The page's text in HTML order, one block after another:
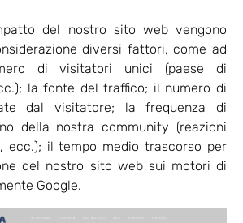
del nostro sito web vengono
diversi fattori, come ad
di visitatori unici (paese di
la fonte del traffico; il numero di
dal visitatore; la frequenza di
della nostra community (reazioni
ecc.); il tempo medio trascorso per
del nostro sito web sui motori di
Google.